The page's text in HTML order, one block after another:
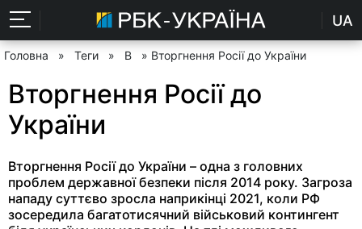
UA
Головна » Теги » В » Вторгнення Росії до України
Вторгнення Росії до
України
Вторгнення Росії до України – одна з головних
проблем державної безпеки після 2014 року. Загроза
нападу суттєво зросла наприкінці 2021, коли РФ
зосередила багатотисячний військовий контингент